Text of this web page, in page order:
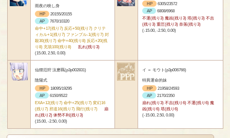
雨夜の映し身
HP
20155/20155
AP
7670/10320
命中+17(残り7) 反応+50(残り7) クリテ
ィカル+1(残り7) ファンブル-1(残り7) 封
殺30(残り7) 命中+40(残り8) 反応+20(残
り8) 充填100(残り8)
乱れ(残り3)
(15.00, 2.50, 0.00)
HP
6305/23572
AP
6808/6968
不運(残り3) 魔凶(残り3) 塔(残り3) 不吉
(残り3) 重圧(残り3) 奈落(残り3)
(-15.00, -2.50, 0.00)
仙狸厄狩 汰磨羈(p3p002831)
陰陽式
HP
18095/19295
AP
6150/9522
EXA+12(残り7) 命中+25(残り7) 変幻16
(残り7) 邪道16(残り7) 飛行(残り7)
崩
れ(残り2) 体勢不利(残り3)
(15.00, -2.50, 0.00)
イ ＝ モウト(p3p006766)
特異運命的妹
HP
21958/24593
AP
2170/2350
崩れ(残り3) 不吉(残り6) 不運(残り6) 魔
凶(残り6) 塔(残り6)
(-15.00, 2.50, 0.00)